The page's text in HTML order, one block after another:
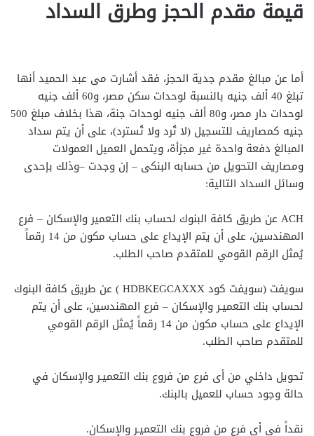
قيمة مقدم الحجز وطرق السداد
أما عن مبالغ مقدم جدية الحجز، فقد أشارت مى عبد الحميد أنها
تبلغ 40 ألف جنيه بالنسبة لوحدات سكن مصر، و60 ألف جنيه
لوحدات دار مصر، و80 ألف جنيه لوحدات جنة، هذا بخلاف مبلغ 500
جنيه كمصاريف للتسجيل (لا تُرد ولا تُسترد)، على أن يتم سداد
المبالغ دفعة واحدة غير مجزأة، ويتحمل العميل العمولات
ومصاريف التحويل من حسابه البنكى – إن وجدت –وذلك بإحدى
وسائل السداد التالية:
ACH عن طريق كافة البنوك لحساب بنك التعمير والإسكان – فرع
المهندسين، على أن يتم الإيداع على حساب مكون من 14 رقماً
يُمثل الرقم القومي للمتقدم صاحب الطلب.
سويفت (سويفت كود HDBKEGCAXXX ) عن طريق كافة البنوك
لحساب بنك التعميـر والإسكان – فرع المهندسين، على أن يتم
الإيداع على حساب مكون من 14 رقماً يُمثل الرقم القومي
للمتقدم صاحب الطلب.
تحويل داخلي من أى فرع من فروع بنك التعميـر والإسكان في
حالة وجود حساب للعميل بالبنك.
نقداً في أى فرع من فروع بنك التعميـر والإسكان.